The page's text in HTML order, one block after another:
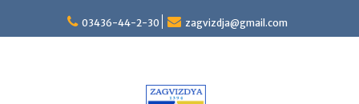
вмісту
03436-44-2-30 zagvizdja@gmail.com